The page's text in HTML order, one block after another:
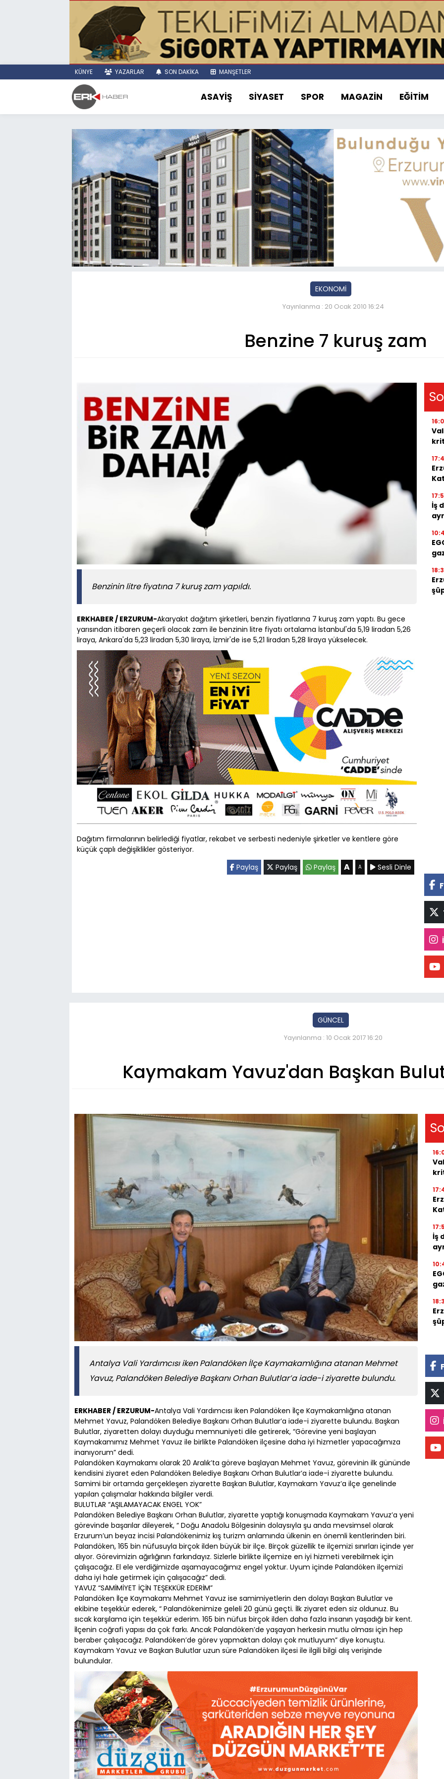
KÜNYE YAZARLAR SON DAKİKA MANŞETLER
ASAYİŞ SİYASET SPOR MAGAZİN EĞİTİM
EKONOMİ
Yayınlanma : 20 Ocak 2010 16:24
Benzine 7 kuruş zam
Benzinin litre fiyatına 7 kuruş zam yapıldı.
ERKHABER / ERZURUM-Akaryakıt dağıtım şirketleri, benzin fiyatlarına 7 kuruş zam yaptı. Bu gece
yarısından itibaren geçerli olacak zam ile benzinin litre fiyatı ortalama İstanbul'da 5,19 liradan 5,26
liraya, Ankara'da 5,23 liradan 5,30 liraya, İzmir'de ise 5,21 liradan 5,28 liraya yükselecek.
Dağıtım firmalarının belirlediği fiyatlar, rekabet ve serbesti nedeniyle şirketler ve kentlere göre
küçük çaplı değişiklikler gösteriyor.
Paylaş
Paylaş Paylaş A A Sesli Dinle
İş
GÜNCEL
Yayınlanma : 10 Ocak 2017 16:20
Kaymakam Yavuz'dan Başkan
Antalya Vali Yardımcısı iken Palandöken İlçe Kaymakamlığına atanan Mehmet
Yavuz, Palandöken Belediye Başkanı Orhan Bulutlar’a iade-i ziyarette bulundu.
ERKHABER / ERZURUM-Antalya Vali Yardımcısı iken Palandöken İlçe Kaymakamlığına atanan
Mehmet Yavuz, Palandöken Belediye Başkanı Orhan Bulutlar’a iade-i ziyarette bulundu. Başkan
Bulutlar, ziyaretten dolayı duyduğu memnuniyeti dile getirerek, “Görevine yeni başlayan
Kaymakamımız Mehmet Yavuz ile birlikte Palandöken ilçesine daha iyi hizmetler yapacağımıza
inanıyorum” dedi.
Palandöken Kaymakamı olarak 20 Aralık’ta göreve başlayan Mehmet Yavuz, görevinin ilk gününde
kendisini ziyaret eden Palandöken Belediye Başkanı Orhan Bulutlar’a iade-i ziyarette bulundu.
Samimi bir ortamda gerçekleşen ziyarette Başkan Bulutlar, Kaymakam Yavuz’a ilçe genelinde
yapılan çalışmalar hakkında bilgiler verdi.
BULUTLAR “AŞILAMAYACAK ENGEL YOK”
Palandöken Belediye Başkanı Orhan Bulutlar, ziyarette yaptığı konuşmada Kaymakam Yavuz’a yeni
görevinde başarılar dileyerek, “ Doğu Anadolu Bölgesinin dolaysıyla şu anda mevsimsel olarak
Erzurum’un beyaz incisi Palandökenimiz kış turizm anlamında ülkenin en önemli kentlerinden biri.
Palandöken, 165 bin nüfusuyla birçok ilden büyük bir ilçe. Birçok güzellik te ilçemizi sınırları içinde yer
alıyor. Görevimizin ağırlığının farkındayız. Sizlerle birlikte ilçemize en iyi hizmeti verebilmek için
çalışacağız. El ele verdiğimizde aşamayacağımız engel yoktur. Uyum içinde Palandöken ilçemizi
daha iyi hale getirmek için çalışacağız” dedi.
YAVUZ “SAMİMİYET İÇİN TEŞEKKÜR EDERİM”
Palandöken İlçe Kaymakamı Mehmet Yavuz ise samimiyetlerin den dolayı Başkan Bulutlar ve
ekibine teşekkür ederek, “ Palandökenimize geleli 20 günü geçti. İlk ziyaret eden siz oldunuz. Bu
sıcak karşılama için teşekkür ederim. 165 bin nüfus birçok ilden daha fazla insanın yaşadığı bir kent.
İlçenin coğrafi yapısı da çok farkı. Ancak Palandöken’de yaşayan herkesin mutlu olması için hep
beraber çalışacağız. Palandöken’de görev yapmaktan dolayı çok mutluyum” diye konuştu.
Kaymakam Yavuz ve Başkan Bulutlar uzun süre Palandöken ilçesi ile ilgili bilgi alış verişinde
bulundular.
İş